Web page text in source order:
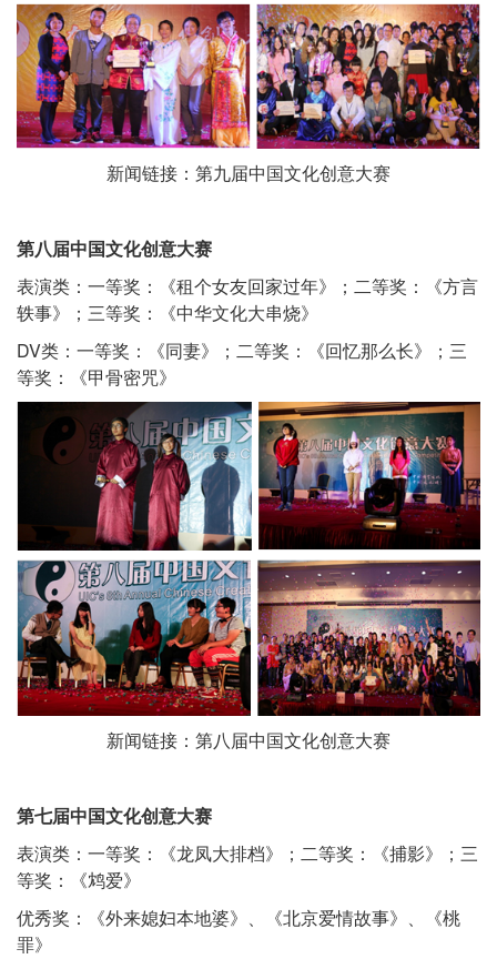
新闻链接： 第九届中国文化创意大赛
第八届中国文化创意大赛
表演类：一等奖：《租个女友回家过年》；二等奖：《方言
轶事》；三等奖：《中华文化大串烧》
DV类：一等奖：《同妻》；二等奖：《回忆那么长》；三
等奖：《甲骨密咒》
新闻链接： 第八届中国文化创意大赛
第七届中国文化创意大赛
表演类：一等奖：《龙凤大排档》；二等奖：《捕影》；三
等奖：《鸩爱》
优秀奖：《外来媳妇本地婆》、《北京爱情故事》、《桃
罪》